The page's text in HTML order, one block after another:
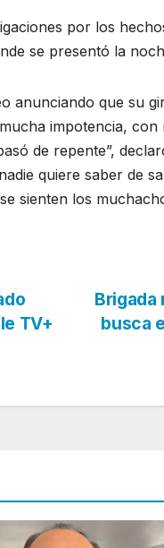
por los
se presentó la
anunciando que su
impotencia,
de repente”,
quiere saber de
sienten los
Brigada
busca
TV+